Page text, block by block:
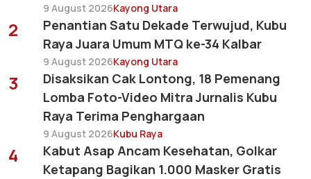
9 August 2026Kayong Utara
2
Penantian Satu Dekade Terwujud, Kubu
Raya Juara Umum MTQ ke-34 Kalbar
9 August 2026Kayong Utara
3
Disaksikan Cak Lontong, 18 Pemenang
Lomba Foto-Video Mitra Jurnalis Kubu
Raya Terima Penghargaan
9 August 2026Kubu Raya
4
Kabut Asap Ancam Kesehatan, Golkar
Ketapang Bagikan 1.000 Masker Gratis